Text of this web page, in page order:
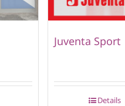
Juventa Sport
Details